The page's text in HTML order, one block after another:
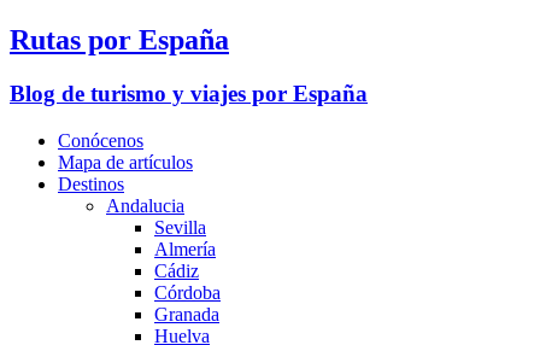
Rutas por España
Blog de turismo y viajes por España
Conócenos
Mapa de artículos
Destinos
Andalucia
Sevilla
Almería
Cádiz
Córdoba
Granada
Huelva